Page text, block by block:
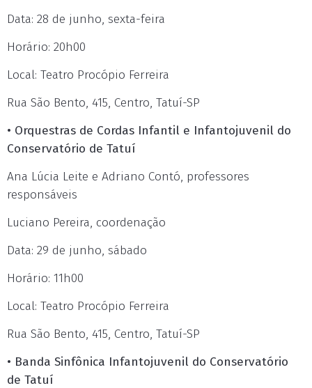
Data: 28 de junho, sexta-feira
Horário: 20h00
Local: Teatro Procópio Ferreira
Rua São Bento, 415, Centro, Tatuí-SP
• Orquestras de Cordas Infantil e Infantojuvenil do
Conservatório de Tatuí
Ana Lúcia Leite e Adriano Contó, professores
responsáveis
Luciano Pereira, coordenação
Data: 29 de junho, sábado
Horário: 11h00
Local: Teatro Procópio Ferreira
Rua São Bento, 415, Centro, Tatuí-SP
• Banda Sinfônica Infantojuvenil do Conservatório
de Tatuí